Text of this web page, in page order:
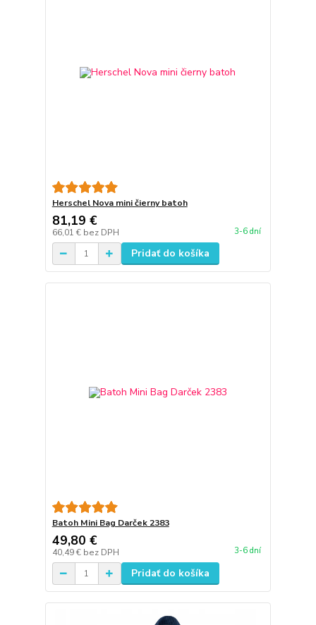
Herschel Nova mini čierny batoh
81,19 €
66,01 € bez DPH 3-6 dní
Pridať do košíka
Batoh Mini Bag Darček 2383
49,80 €
40,49 € bez DPH 3-6 dní
Pridať do košíka